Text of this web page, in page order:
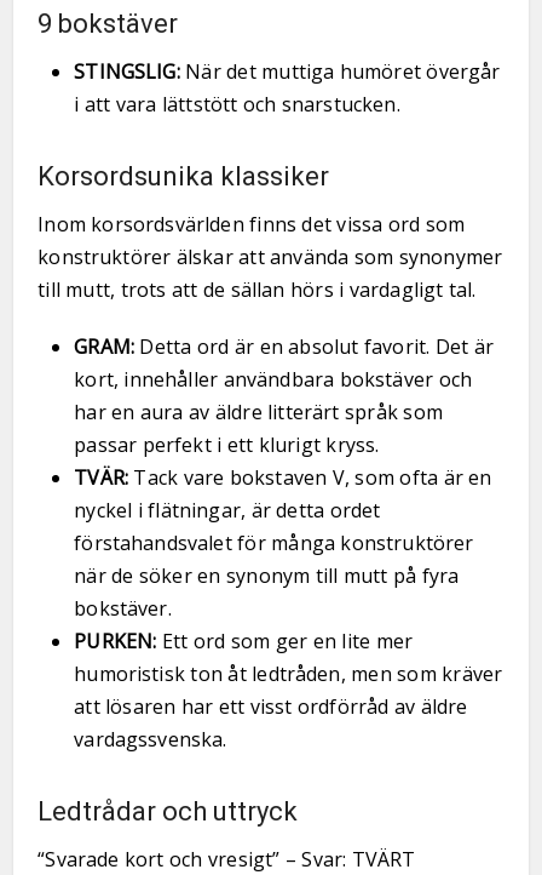
9 bokstäver
STINGSLIG:När det muttiga humöret övergår
i att vara lättstött och snarstucken.
Korsordsunika klassiker
Inom korsordsvärlden finns det vissa ord som
konstruktörer älskar att använda som synonymer
till mutt, trots att de sällan hörs i vardagligt tal.
GRAM: Detta ord är en absolut favorit. Det är
kort, innehåller användbara bokstäver och
har en aura av äldre litterärt språk som
passar perfekt i ett klurigt kryss.
TVÄR: Tack vare bokstaven V, som ofta är en
nyckel i flätningar, är detta ordet
förstahandsvalet för många konstruktörer
när de söker en synonym till mutt på fyra
bokstäver.
PURKEN: Ett ord som ger en lite mer
humoristisk ton åt ledtråden, men som kräver
att lösaren har ett visst ordförråd av äldre
vardagssvenska.
Ledtrådar och uttryck
“Svarade kort och vresigt” – Svar: TVÄRT